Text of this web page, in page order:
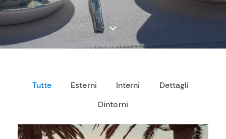
Tutte Esterni Interni
Dettagli
Dintorni